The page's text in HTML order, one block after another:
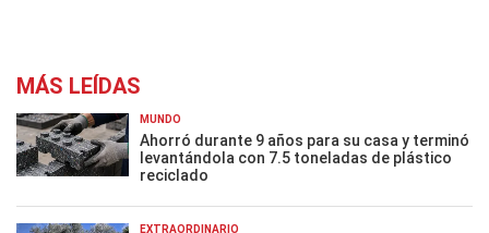
MÁS LEÍDAS
MUNDO
Ahorró durante 9 años para su casa y terminó
levantándola con 7.5 toneladas de plástico
reciclado
EXTRAORDINARIO